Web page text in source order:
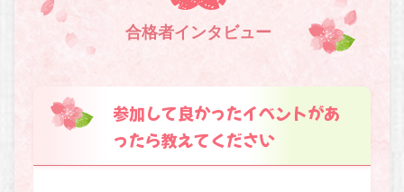
合格者インタビュー
参加して良かったイベントがあ
ったら教えてください